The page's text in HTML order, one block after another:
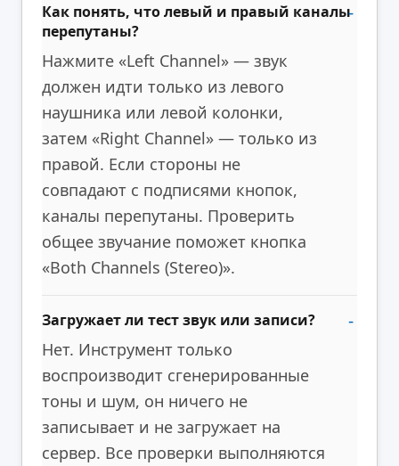
Как понять, что левый и правый каналы
перепутаны?
Нажмите «Left Channel» — звук
должен идти только из левого
наушника или левой колонки,
затем «Right Channel» — только из
правой. Если стороны не
совпадают с подписями кнопок,
каналы перепутаны. Проверить
общее звучание поможет кнопка
«Both Channels (Stereo)».
Загружает ли тест звук или записи?
Нет. Инструмент только
воспроизводит сгенерированные
тоны и шум, он ничего не
записывает и не загружает на
сервер. Все проверки выполняются